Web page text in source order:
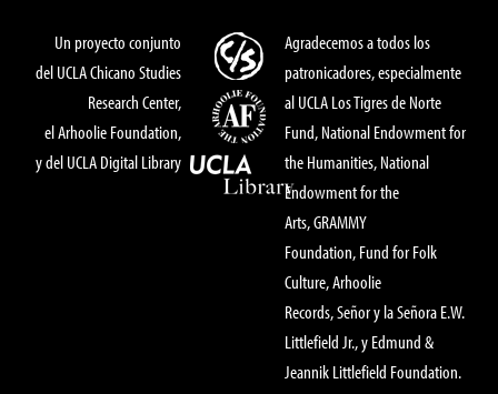
Un proyecto conjunto
del UCLA Chicano Studies
Research Center,
el Arhoolie Foundation,
y del UCLA Digital Library
Agradecemos a todos los
patronicadores, especialmente
al UCLA Los Tigres de Norte
Fund, National Endowment for
the Humanities, National
Endowment for the
Arts, GRAMMY
Foundation, Fund for Folk
Culture, Arhoolie
Records, Señor y la Señora E.W.
Littlefield Jr., y Edmund &
Jeannik Littlefield Foundation.